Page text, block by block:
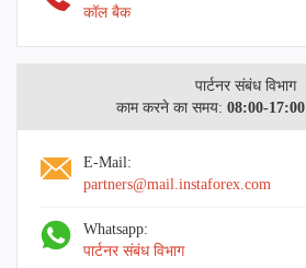
कॉल बैक
पार्टनर संबंध विभाग
काम करने का समय: 08:00-17:00
E-Mail:
partners@mail.instaforex.com
Whatsapp:
पार्टनर संबंध विभाग